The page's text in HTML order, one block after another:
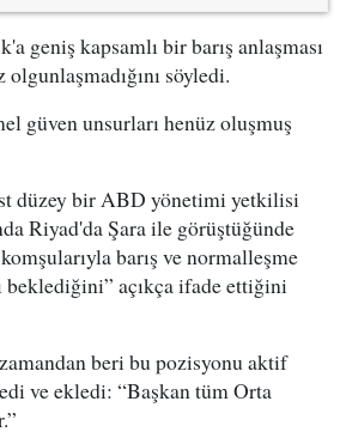
geniş kapsamlı bir barış anlaşması
söyledi.
güven unsurları henüz oluşmuş
düzey bir ABD yönetimi yetkilisi
Riyad'da Şara ile görüştüğünde
barış ve normalleşme
beklediğini” açıkça ifade ettiğini
beri bu pozisyonu aktif
ve ekledi: “Başkan tüm Orta